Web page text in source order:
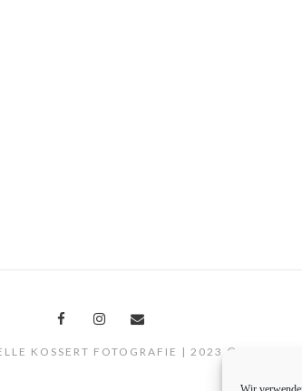
KOSSERT FOTOGRAFIE | 2023 ©